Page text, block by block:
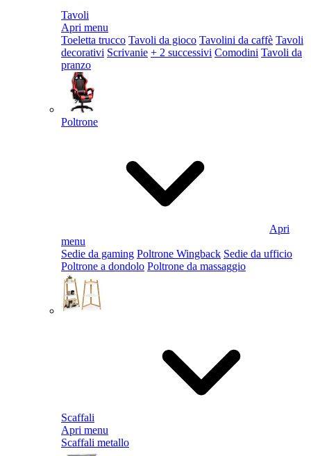
Tavoli
Apri menu
Toeletta trucco Tavoli da gioco Tavolini da caffè Tavoli
decorativi Scrivanie + 2 successivi Comodini Tavoli da
pranzo
Poltrone
Apri
menu
Sedie da gaming Poltrone Wingback Sedie da ufficio
Poltrone a dondolo Poltrone da massaggio
Scaffali
Apri menu
Scaffali metallo